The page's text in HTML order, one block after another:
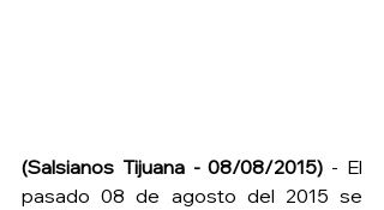
(Salsianos Tijuana - 08/08/2015) - El
pasado 08 de agosto del 2015 se